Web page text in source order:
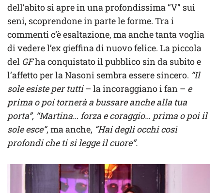
dell’abito si apre in una profondissima “V” sui
seni, scoprendone in parte le forme. Tra i
commenti c’è esaltazione, ma anche tanta voglia
di vedere l’ex gieffina di nuovo felice. La piccola
del GFha conquistato il pubblico sin da subito e
l’affetto per la Nasoni sembra essere sincero. “Il
sole esiste per tutti– la incoraggiano i fan – e
prima o poi tornerà a bussare anche alla tua
porta”, “Martina… forza e coraggio… prima o poi il
sole esce”, ma anche, “Hai degli occhi così
profondi che ti si legge il cuore”.